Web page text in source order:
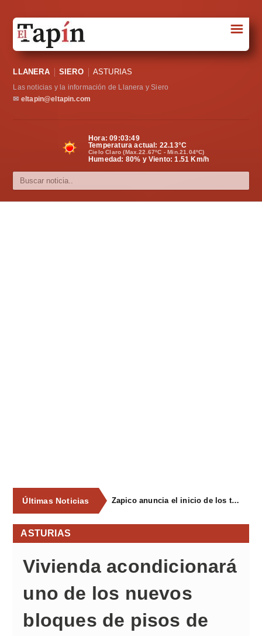
Sociedad
Política
Cultura
☰
LLANERA SIERO ASTURIAS
Las noticias y la información de Llanera y Siero
✉ eltapin@eltapin.com
Hora:09:03:50
Temperatura actual: 22.13°C
Cielo Claro (Max.22.67ºC - Min.21.04ºC)
Humedad: 80% y Viento: 1.51 Km/h
Últimas Noticias Zapico anuncia el inicio de los trámites para declarar Pola Siero y Lugones zonas de mercado residencial tensionado
ASTURIAS
Vivienda acondicionará
uno de los nuevos
bloques de pisos de